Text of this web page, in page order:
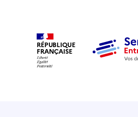
RÉPUBLIQUE
FRANÇAISE